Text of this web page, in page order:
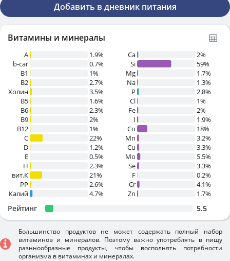
Добавить в дневник питания
Витамины и минералы
A
1.9%
b-car
0.7%
В1
1%
B2
2.7%
Холин
3.5%
B5
1.6%
B6
2.3%
B9
2%
B12
1%
C
22%
D
1.2%
E
0.5%
H
2.3%
вит.К
21%
PP
2.6%
Калий
4.7%
Ca
2%
Si
59%
Mg
1.7%
Na
1.3%
P
2.8%
Cl
1%
Fe
2%
I
1.9%
Co
18%
Mn
3.2%
Cu
3.3%
Mo
5.5%
Se
3.3%
F
0.2%
Cr
4.1%
Zn
1.7%
Рейтинг 5.5
Большинство продуктов не может содержать полный набор
витаминов и минералов. Поэтому важно употреблять в пищу
разннообразные продукты, чтобы восполнять потребности
организма в витаминах и минералах.